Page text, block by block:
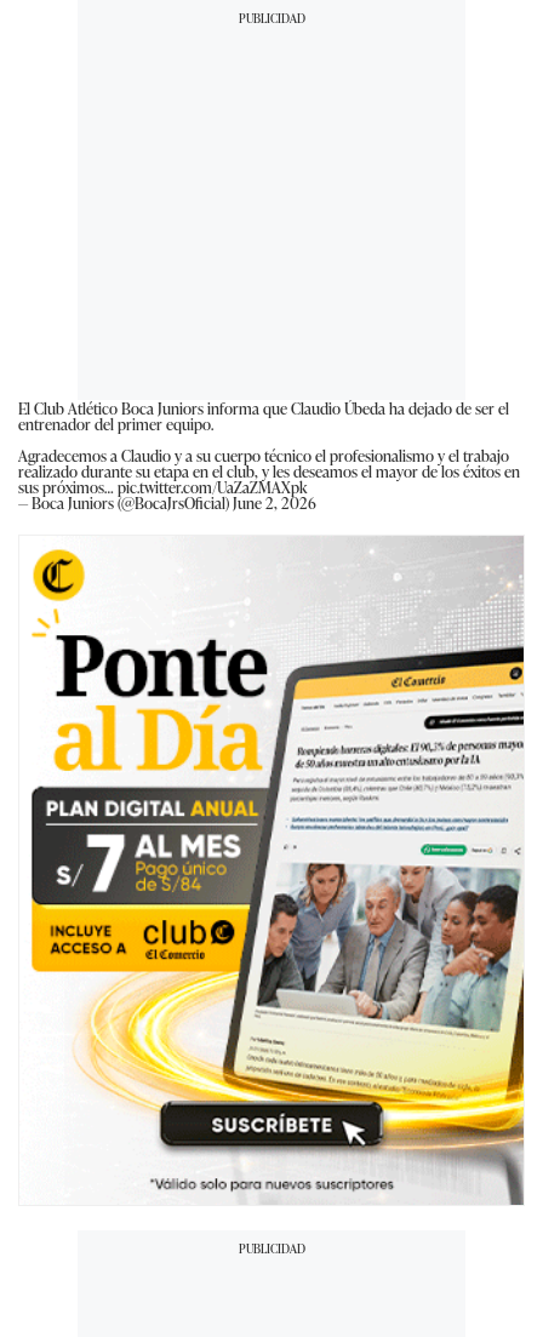
El Club Atlético Boca Juniors informa que Claudio Úbeda ha dejado de ser el
entrenador del primer equipo.
Agradecemos a Claudio y a su cuerpo técnico el profesionalismo y el trabajo
realizado durante su etapa en el club, y les deseamos el mayor de los éxitos en
sus próximos…pic.twitter.com/UaZaZMAXpk
— Boca Juniors (@BocaJrsOficial)June 2, 2026